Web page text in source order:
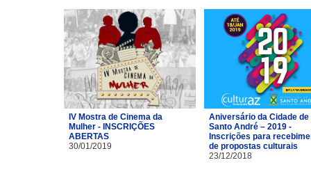
IV Mostra de Cinema da
Mulher - INSCRIÇÕES
ABERTAS
30/01/2019
Aniversário da Cidade de
Santo André – 2019 -
Inscrições para
de propostas culturais
23/12/2018